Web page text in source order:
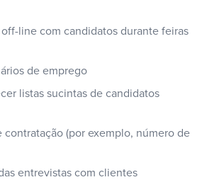
line com candidatos durante feiras
de emprego
listas sucintas de candidatos
(por exemplo, número de
entrevistas com clientes